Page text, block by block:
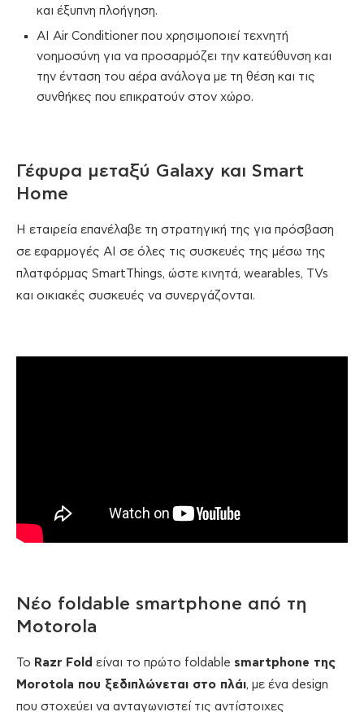
και έξυπνη πλοήγηση.
AI Air Conditioner που χρησιμοποιεί τεχνητή
νοημοσύνη για να προσαρμόζει την κατεύθυνση και
την ένταση του αέρα ανάλογα με τη θέση και τις
συνθήκες που επικρατούν στον χώρο.
Γέφυρα μεταξύ Galaxy και Smart
Home
Η εταιρεία επανέλαβε τη στρατηγική της για πρόσβαση
σε εφαρμογές AI σε όλες τις συσκευές της μέσω της
πλατφόρμας SmartThings, ώστε κινητά, wearables, TVs
και οικιακές συσκευές να συνεργάζονται.
Νέο foldable smartphone από τη
Motorola
Το Razr Fold είναι το πρώτο foldable smartphone της
Morotola που ξεδιπλώνεται στο πλάι, με ένα design
που στοχεύει να ανταγωνιστεί τις αντίστοιχες